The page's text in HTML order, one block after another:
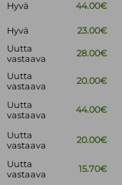
Hyvä 44.00€
Hyvä 23.00€
Uutta
vastaava
28.00€
Uutta
vastaava
20.00€
Uutta
vastaava
44.00€
Uutta
vastaava
20.00€
Uutta
vastaava
15.70€